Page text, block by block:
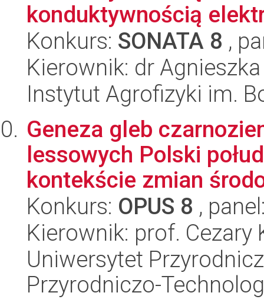
konduktywnością
Konkurs: SONATA 8 ,
Kierownik: dr
Instytut Agrofizyki im.
Geneza gleb
lessowych Polski
kontekście zmian
Konkurs: OPUS 8 ,
Kierownik: prof. Cezary
Uniwersytet
Przyrodniczo-